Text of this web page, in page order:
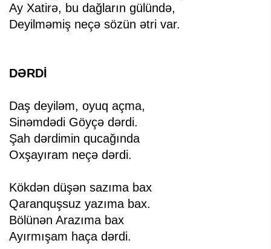
Ay Xatirə, bu dağların gülündə,
Deyilməmiş neçə sözün ətri var.
DƏRDİ
Daş deyiləm, oyuq açma,
Sinəmdədi Göyçə dərdi.
Şah dərdimin qucağında
Oxşayıram neçə dərdi.
Kökdən düşən sazıma bax
Qaranquşsuz yazıma bax.
Bölünən Arazıma bax
Ayırmışam haça dərdi.